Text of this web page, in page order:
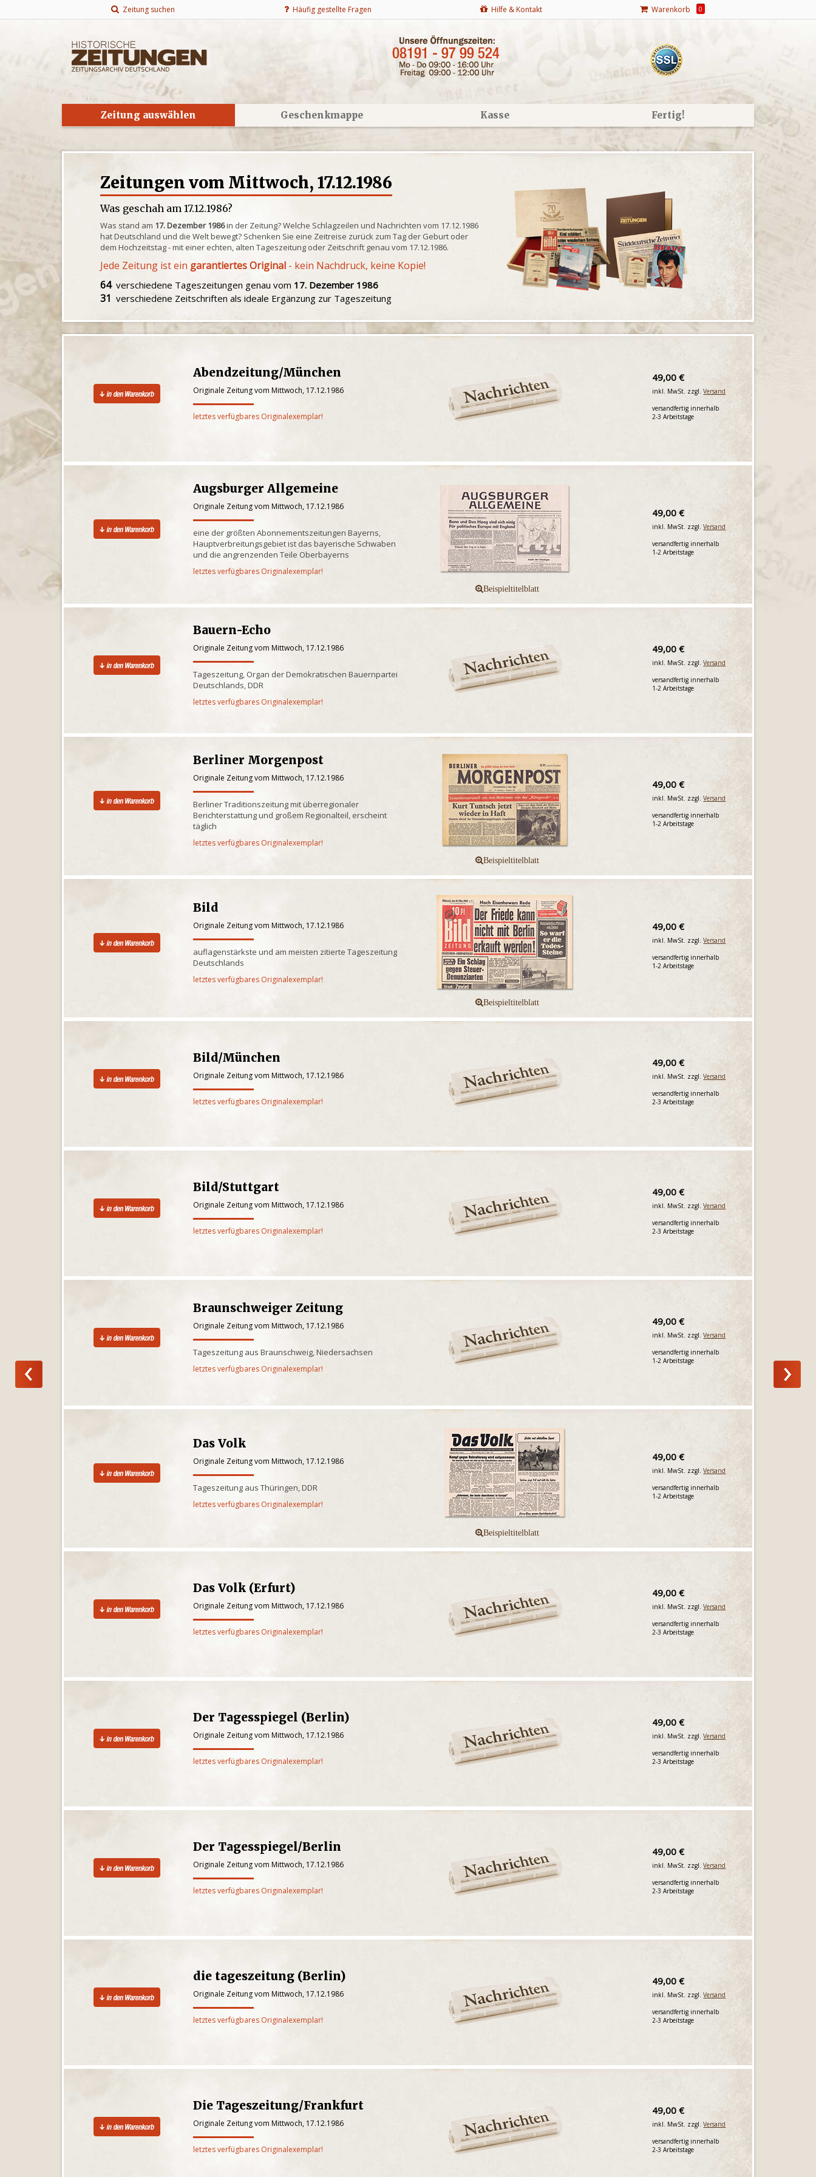
Zeitung suchen Häufig gestellte Fragen Hilfe & Kontakt Warenkorb 0
Zeitung auswählen Geschenkmappe Kasse Fertig!
Zeitungen vom Mittwoch, 17.12.1986
Was geschah am 17.12.1986?
Was stand am 17. Dezember 1986in der Zeitung? Welche Schlagzeilen und Nachrichten vom 17.12.1986
hat Deutschland und die Welt bewegt? Schenken Sie eine Zeitreise zurück zum Tag der Geburt oder
dem Hochzeitstag - mit einer echten, alten Tageszeitung oder Zeitschrift genau vom 17.12.1986.
Jede Zeitung ist ein garantiertes Original - kein Nachdruck, keine Kopie!
64verschiedene Tageszeitungen genau vom 17. Dezember 1986
31 verschiedene Zeitschriften als ideale Ergänzung zur Tageszeitung
Abendzeitung/München
Originale Zeitung vom Mittwoch, 17.12.1986
letztes verfügbares Originalexemplar!
49,00 €
inkl. MwSt. zzgl.Versand
versandfertig innerhalb
2-3 Arbeitstage
Augsburger Allgemeine
Originale Zeitung vom Mittwoch, 17.12.1986
eine der größten Abonnementszeitungen Bayerns,
Hauptverbreitungsgebiet ist das bayerische Schwaben
und die angrenzenden Teile Oberbayerns
letztes verfügbares Originalexemplar!
49,00 €
inkl. MwSt. zzgl.Versand
versandfertig innerhalb
1-2 Arbeitstage
Bauern-Echo
Originale Zeitung vom Mittwoch, 17.12.1986
Tageszeitung, Organ der Demokratischen Bauernpartei
Deutschlands, DDR
letztes verfügbares Originalexemplar!
49,00 €
inkl. MwSt. zzgl.Versand
versandfertig innerhalb
1-2 Arbeitstage
Berliner Morgenpost
Originale Zeitung vom Mittwoch, 17.12.1986
Berliner Traditionszeitung mit überregionaler
Berichterstattung und großem Regionalteil, erscheint
täglich
letztes verfügbares Originalexemplar!
49,00 €
inkl. MwSt. zzgl.Versand
versandfertig innerhalb
1-2 Arbeitstage
Bild
Originale Zeitung vom Mittwoch, 17.12.1986
auflagenstärkste und am meisten zitierte Tageszeitung
Deutschlands
letztes verfügbares Originalexemplar!
49,00 €
inkl. MwSt. zzgl.Versand
versandfertig innerhalb
1-2 Arbeitstage
Bild/München
Originale Zeitung vom Mittwoch, 17.12.1986
letztes verfügbares Originalexemplar!
49,00 €
inkl. MwSt. zzgl.Versand
versandfertig innerhalb
2-3 Arbeitstage
Bild/Stuttgart
Originale Zeitung vom Mittwoch, 17.12.1986
letztes verfügbares Originalexemplar!
49,00 €
inkl. MwSt. zzgl.Versand
versandfertig innerhalb
2-3 Arbeitstage
Braunschweiger Zeitung
Originale Zeitung vom Mittwoch, 17.12.1986
Tageszeitung aus Braunschweig, Niedersachsen
letztes verfügbares Originalexemplar!
49,00 €
inkl. MwSt. zzgl.Versand
versandfertig innerhalb
1-2 Arbeitstage
Das Volk
Originale Zeitung vom Mittwoch, 17.12.1986
Tageszeitung aus Thüringen, DDR
letztes verfügbares Originalexemplar!
49,00 €
inkl. MwSt. zzgl.Versand
versandfertig innerhalb
1-2 Arbeitstage
Das Volk (Erfurt)
Originale Zeitung vom Mittwoch, 17.12.1986
letztes verfügbares Originalexemplar!
49,00 €
inkl. MwSt. zzgl.Versand
versandfertig innerhalb
2-3 Arbeitstage
Der Tagesspiegel (Berlin)
Originale Zeitung vom Mittwoch, 17.12.1986
letztes verfügbares Originalexemplar!
49,00 €
inkl. MwSt. zzgl.Versand
versandfertig innerhalb
2-3 Arbeitstage
Der Tagesspiegel/Berlin
Originale Zeitung vom Mittwoch, 17.12.1986
letztes verfügbares Originalexemplar!
49,00 €
inkl. MwSt. zzgl.Versand
versandfertig innerhalb
2-3 Arbeitstage
die tageszeitung (Berlin)
Originale Zeitung vom Mittwoch, 17.12.1986
letztes verfügbares Originalexemplar!
49,00 €
inkl. MwSt. zzgl.Versand
versandfertig innerhalb
2-3 Arbeitstage
Die Tageszeitung/Frankfurt
Originale Zeitung vom Mittwoch, 17.12.1986
letztes verfügbares Originalexemplar!
49,00 €
inkl. MwSt. zzgl.Versand
versandfertig innerhalb
2-3 Arbeitstage